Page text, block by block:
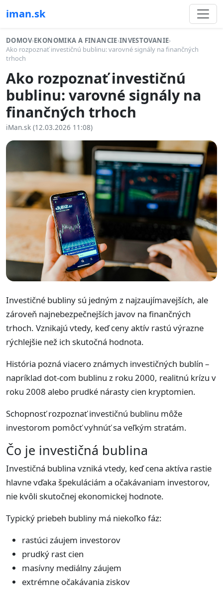
iman.sk
DOMOV›EKONOMIKA A FINANCIE›INVESTOVANIE›
Ako rozpoznať investičnú bublinu: varovné signály na finančných
trhoch
Ako rozpoznať investičnú
bublinu: varovné signály na
finančných trhoch
iMan.sk (12.03.2026 11:08)
Investičné bubliny sú jedným z najzaujímavejších, ale
zároveň najnebezpečnejších javov na finančných
trhoch. Vznikajú vtedy, keď ceny aktív rastú výrazne
rýchlejšie než ich skutočná hodnota.
História pozná viacero známych investičných bublín –
napríklad dot-com bublinu z roku 2000, realitnú krízu v
roku 2008 alebo prudké nárasty cien kryptomien.
Schopnosť rozpoznať investičnú bublinu môže
investorom pomôcť vyhnúť sa veľkým stratám.
Čo je investičná bublina
Investičná bublina vzniká vtedy, keď cena aktíva rastie
hlavne vďaka špekuláciám a očakávaniam investorov,
nie kvôli skutočnej ekonomickej hodnote.
Typický priebeh bubliny má niekoľko fáz:
rastúci záujem investorov
prudký rast cien
masívny mediálny záujem
extrémne očakávania ziskov